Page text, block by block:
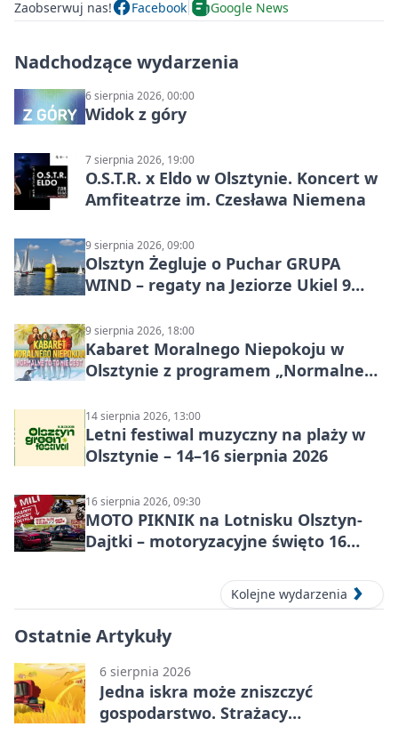
Zaobserwuj nas! Facebook Google News
Nadchodzące wydarzenia
6 sierpnia 2026, 00:00
Widok z góry
7 sierpnia 2026, 19:00
O.S.T.R. x Eldo w Olsztynie. Koncert w
Amfiteatrze im. Czesława Niemena
9 sierpnia 2026, 09:00
Olsztyn Żegluje o Puchar GRUPA
WIND – regaty na Jeziorze Ukiel 9
9 sierpnia 2026, 18:00
Kabaret Moralnego Niepokoju w
Olsztynie z programem „Normalne
14 sierpnia 2026, 13:00
Letni festiwal muzyczny na plaży w
Olsztynie – 14–16 sierpnia 2026
16 sierpnia 2026, 09:30
MOTO PIKNIK na Lotnisku Olsztyn-
Dajtki – motoryzacyjne święto 16
Kolejne wydarzenia
Ostatnie Artykuły
6 sierpnia 2026
Jedna iskra może zniszczyć
gospodarstwo. Strażacy